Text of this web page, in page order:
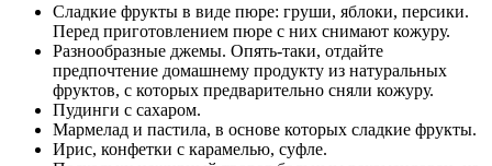
Сладкие фрукты в виде пюре: груши, яблоки, персики.
Перед приготовлением пюре с них снимают кожуру.
Разнообразные джемы. Опять-таки, отдайте
предпочтение домашнему продукту из натуральных
фруктов, с которых предварительно сняли кожуру.
Пудинги с сахаром.
Мармелад и пастила, в основе которых сладкие фрукты.
Ирис, конфетки с карамелью, суфле.